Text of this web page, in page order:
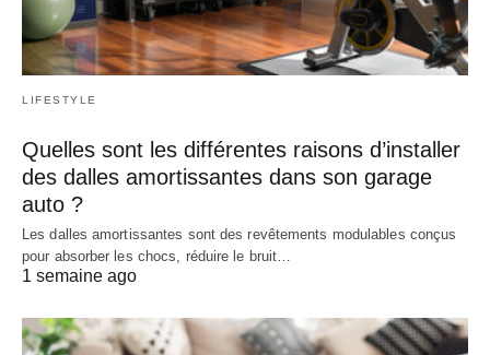
LIFESTYLE
Quelles sont les différentes raisons d’installer
des dalles amortissantes dans son garage
auto ?
Les dalles amortissantes sont des revêtements modulables conçus
pour absorber les chocs, réduire le bruit…
1 semaine ago